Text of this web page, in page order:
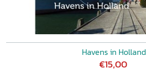
Havens in Holland
€15,00